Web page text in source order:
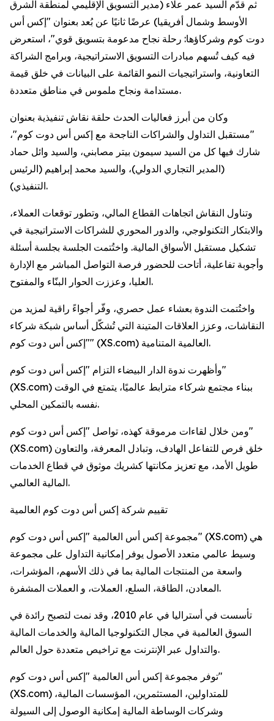
ثم قدّم السيد عمر علاء (مدير التسويق الإقليمي لمنطقة الشرق
الأوسط وشمال أفريقيا) عرضًا ثانيًا عن بُعد بعنوان "إكس أس
دوت كوم وشركاؤها: رحلة نجاح مدعومة بتسويق قوي"، استعرض
فيه كيف تُسهم مبادرات التسويق الاستراتيجية، وبرامج الشراكة
التعاونية، واستراتيجيات النمو القائمة على البيانات في خلق قيمة
مستدامة ونجاح ملموس في مناطق متعددة.
وكان من أبرز فعاليات الحدث حلقة نقاش تنفيذية بعنوان
"مستقبل التداول والشراكات الناجحة مع إكس أس دوت كوم"،
شارك فيها كل من السيد سيمون بيتر مصابني، والسيد وائل حماد
(المدير التجاري الدولي)، والسيد محمد إبراهيم (الرئيس
التنفيذي).
وتناول النقاش اتجاهات القطاع المالي، وتطور توقعات العملاء،
والابتكار التكنولوجي، والدور المحوري للشراكات الاستراتيجية في
تشكيل مستقبل الأسواق المالية. واختُتمت الجلسة بجلسة أسئلة
وأجوبة تفاعلية، أتاحت للحضور فرصة التواصل المباشر مع الإدارة
العليا، وعززت الحوار البنّاء والمفتوح.
واختُتمت الندوة بعشاء عمل حصري، وفّر أجواءً راقية لمزيد من
النقاشات، وعزز العلاقات المتينة التي تُشكّل أساس شبكة شركاء
"إكس أس دوت كوم" (XS.com) العالمية المتنامية.
وأظهرت ندوة الدار البيضاء التزام "إكس أس دوت كوم"
(XS.com) ببناء مجتمع شركاء مترابط عالميًا، يتمتع في الوقت
نفسه بالتمكين المحلي.
ومن خلال لقاءات مرموقة كهذه، تواصل "إكس أس دوت كوم"
(XS.com) خلق فرص للتفاعل الهادف، وتبادل المعرفة، والتعاون
طويل الأمد، مع تعزيز مكانتها كشريك موثوق في قطاع الخدمات
المالية العالمي.
تقييم شركة إكس أس دوت كوم العالمية
مجموعة إكس أس العالمية "إكس أس دوت كوم" (XS.com) هي
وسيط عالمي متعدد الأصول يوفر إمكانية التداول على مجموعة
واسعة من المنتجات المالية بما في ذلك الأسهم، المؤشرات،
المعادن، الطاقة، السلع، العملات، و العملات المشفرة.
تأسست في أستراليا في عام 2010، وقد نمت لتصبح رائدة في
السوق العالمية في مجال التكنولوجيا المالية والخدمات المالية
والتداول عبر الإنترنت مع تراخيص متعددة حول العالم.
توفر مجموعة إكس أس العالمية "إكس أس دوت كوم"
(XS.com) للمتداولين، المستثمرين، المؤسسات المالية،
وشركات الوساطة المالية إمكانية الوصول إلى السيولة